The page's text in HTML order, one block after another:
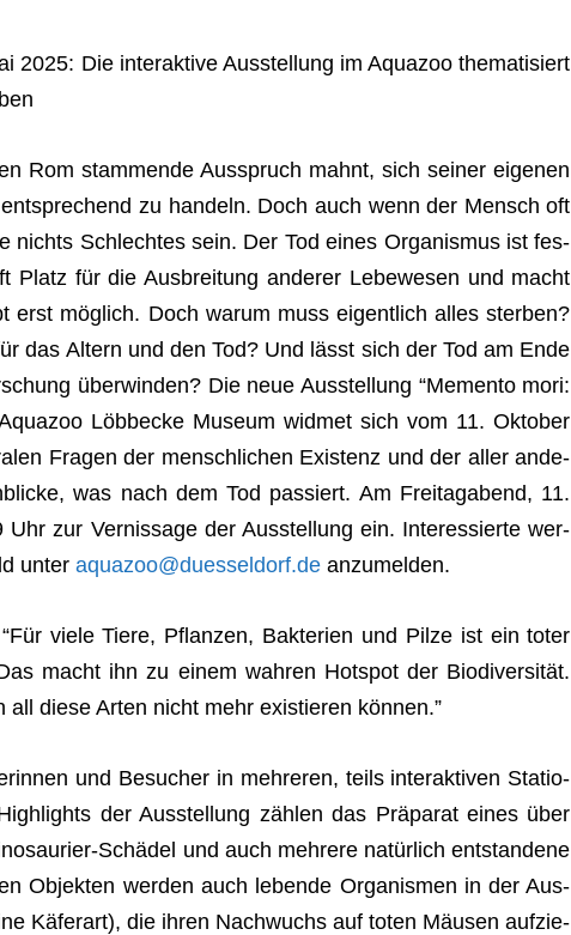
2025: Die inter­ak­tive Aus­stel­lung im Aqua­zoo the­ma­ti­siert
Rom stam­mende Aus­spruch mahnt, sich sei­ner eige­nen
zu han­deln. Doch auch wenn der Mensch oft
nichts Schlech­tes sein. Der Tod eines Orga­nis­mus ist fes­
Platz für die Aus­brei­tung ande­rer Lebe­we­sen und macht
erst mög­lich. Doch warum muss eigent­lich alles ster­ben?
das Altern und den Tod? Und lässt sich der Tod am Ende
über­win­den? Die neue Aus­stel­lung “Memento mori:
Löbb­ecke Museum wid­met sich vom 11. Okto­ber
Fra­gen der mensch­li­chen Exis­tenz und der aller ande­
was nach dem Tod pas­siert. Am Frei­tag­abend, 11.
zur Ver­nis­sage der Aus­stel­lung ein. Inter­es­sierte wer­
unteraquazoo@duesseldorf.de anzumelden.
viele Tiere, Pflan­zen, Bak­te­rien und Pilze ist ein toter
macht ihn zu einem wah­ren Hot­spot der Bio­di­ver­si­tät.
diese Arten nicht mehr exis­tie­ren können.”
und Besu­cher in meh­re­ren, teils inter­ak­ti­ven Sta­tio­
der Aus­stel­lung zäh­len das Prä­pa­rat eines über
Schä­del und auch meh­rere natür­lich ent­stan­dene
Objek­ten wer­den auch lebende Orga­nis­men in der Aus­
Käfer­art), die ihren Nach­wuchs auf toten Mäu­sen auf­zie­